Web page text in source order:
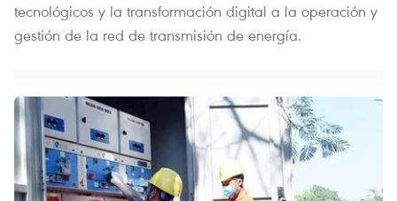
tecnológicos y la transformación digital a la operación y
gestión de la red de transmisión de energía.